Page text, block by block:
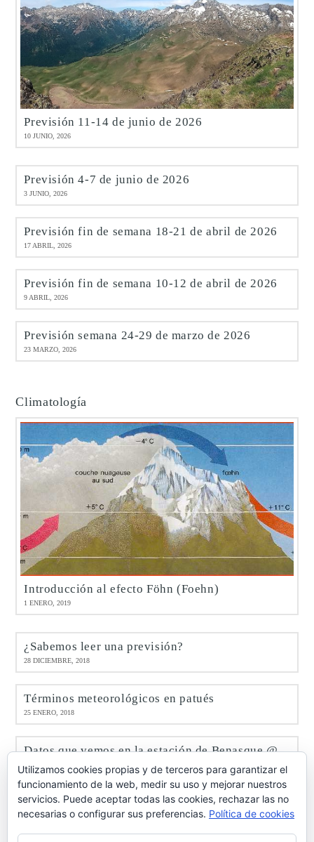
Previsión 11-14 de junio de 2026
10 JUNIO, 2026
Previsión 4-7 de junio de 2026
3 JUNIO, 2026
Previsión fin de semana 18-21 de abril de 2026
17 ABRIL, 2026
Previsión fin de semana 10-12 de abril de 2026
9 ABRIL, 2026
Previsión semana 24-29 de marzo de 2026
23 MARZO, 2026
Climatología
Introducción al efecto Föhn (Foehn)
1 ENERO, 2019
¿Sabemos leer una previsión?
28 DICIEMBRE, 2018
Términos meteorológicos en patués
25 ENERO, 2018
Datos que vemos en la estación de Benasque @meteobenás
9 ENERO, 2017
Octubre de 2016 en Benasque @meteobenás
7 NOVIEMBRE, 2016
Utilizamos cookies propias y de terceros para garantizar el
funcionamiento de la web, medir su uso y mejorar nuestros
servicios. Puede aceptar todas las cookies, rechazar las no
necesarias o configurar sus preferencias. Política de cookies